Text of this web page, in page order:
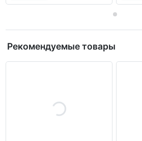
Рекомендуемые товары